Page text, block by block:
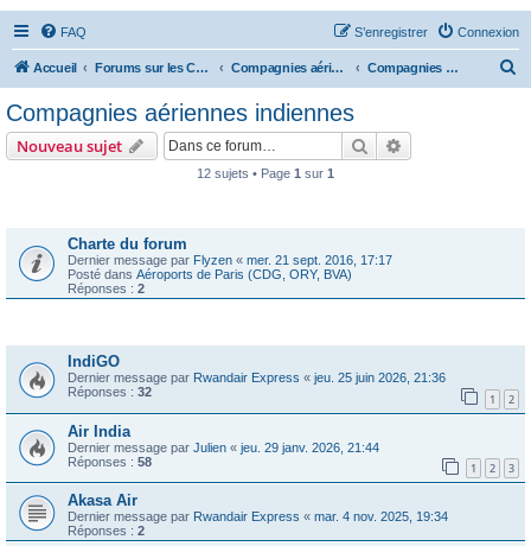
FAQ Connexion
S’enregistrer
Accueil Forums sur les Compagnies Aériennes Compagnies aériennes d'Asie et d'Océanie Compagnies aériennes indiennes
Compagnies aériennes indiennes
Nouveau sujet Rechercher
12 sujets • Page 1 sur 1
Charte du forum
Dernier message par Flyzen « mer. 21 sept. 2016, 17:17
Posté dans Aéroports de Paris (CDG, ORY, BVA)
Réponses : 2
IndiGO
Dernier message par Rwandair Express « jeu. 25 juin 2026, 21:36
Réponses : 32 1 2
Air India
Dernier message par Julien « jeu. 29 janv. 2026, 21:44
Réponses : 58 1 2 3
Akasa Air
Dernier message par Rwandair Express « mar. 4 nov. 2025, 19:34
Réponses : 2